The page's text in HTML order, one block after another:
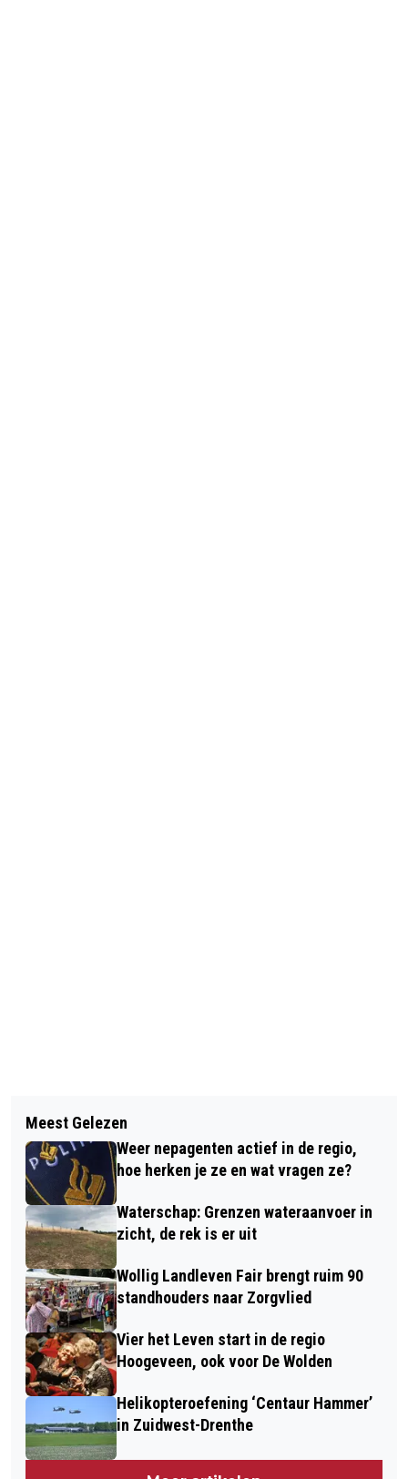
GEMEENTEBELANGEN EN VVD VERDER
IN DE FORMATIE VOOR NIEUW
COLLEGE
BLOG MET TIPS: ZO MAAK JE JE
WOONKAMER EEN FIJNE PLEK
Meest Gelezen
Weer nepagenten actief in de regio,
hoe herken je ze en wat vragen ze?
Waterschap: Grenzen wateraanvoer in
zicht, de rek is er uit
Wollig Landleven Fair brengt ruim 90
standhouders naar Zorgvlied
Vier het Leven start in de regio
Hoogeveen, ook voor De Wolden
Helikopteroefening ‘Centaur Hammer’
in Zuidwest-Drenthe